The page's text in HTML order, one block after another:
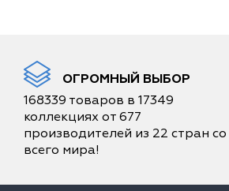
ОГРОМНЫЙ ВЫБОР
168339 товаров в 17349
коллекциях от 677
производителей из 22 стран со
всего мира!